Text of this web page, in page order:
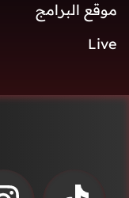
موقع البرامج
Live